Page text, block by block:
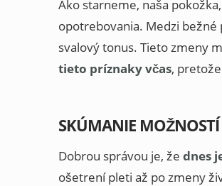
Ako starneme, naša
opotrebovania. Medzi
svalový tonus. Tieto zmeny
tieto príznaky včas,
SKÚMANIE
Dobrou správou je, že dnes
ošetrení pleti až po zmeny